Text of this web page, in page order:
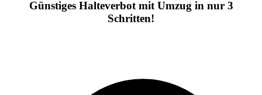
Günstiges Halteverbot mit Umzug in nur 3
Schritten!